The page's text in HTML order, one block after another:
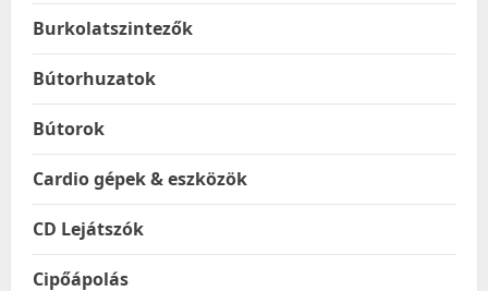
Burkolatszintezők
Bútorhuzatok
Bútorok
Cardio gépek & eszközök
CD Lejátszók
Cipőápolás